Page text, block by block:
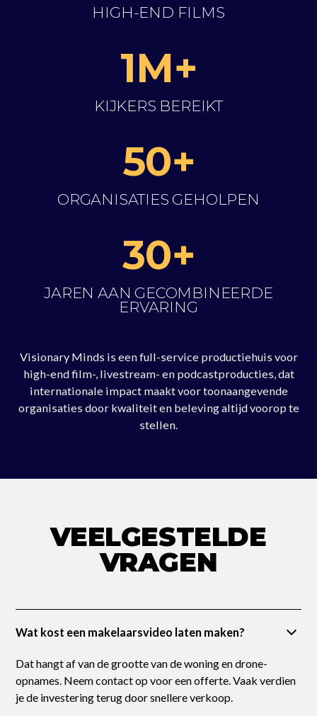
HIGH-END FILMS
1M+
KIJKERS BEREIKT
50+
ORGANISATIES GEHOLPEN
30+
JAREN AAN GECOMBINEERDE
ERVARING
Visionary Minds is een full-service productiehuis voor
high-end film-, livestream- en podcastproducties, dat
internationale impact maakt voor toonaangevende
organisaties door kwaliteit en beleving altijd voorop te
stellen.
VEELGESTELDE
VRAGEN
Wat kost een makelaarsvideo laten maken?
Dat hangt af van de grootte van de woning en drone-
opnames. Neem contact op voor een offerte. Vaak verdien
je de investering terug door snellere verkoop.